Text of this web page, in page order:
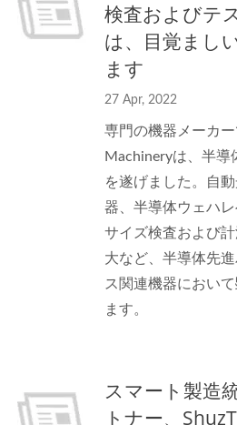
検査およびテ
は、目覚まし
ます
27 Apr, 2022
専門の機器メーカー
Machineryは、半導
を遂げました。自
器、半導体ウェハ
サイズ検査および
大など、半導体先
ス関連機器におい
ます。
スマート製造
トナー、